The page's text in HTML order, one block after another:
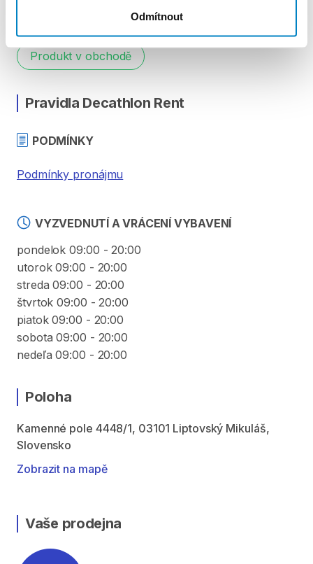
Odmítnout
Produkt v obchodě
Pravidla Decathlon Rent
PODMÍNKY
Podmínky pronájmu
VYZVEDNUTÍ A VRÁCENÍ VYBAVENÍ
pondelok 09:00 - 20:00
utorok 09:00 - 20:00
streda 09:00 - 20:00
štvrtok 09:00 - 20:00
piatok 09:00 - 20:00
sobota 09:00 - 20:00
nedeľa 09:00 - 20:00
Poloha
Kamenné pole 4448/1, 03101 Liptovský Mikuláš,
Slovensko
Zobrazit na mapě
Vaše prodejna